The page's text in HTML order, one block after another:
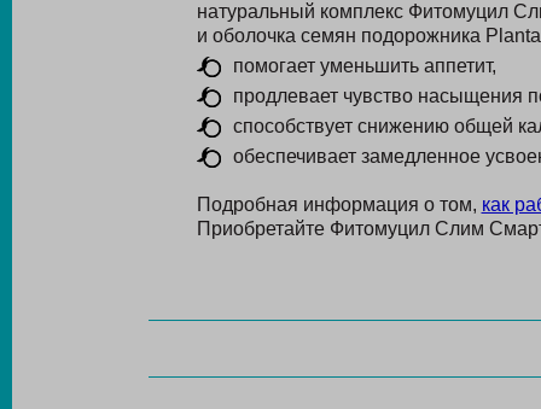
натуральный комплекс Фитомуцил
и оболочка семян подорожника
помогает уменьшить аппетит,
продлевает чувство насыщения
способствует снижению общей
обеспечивает замедленное
Подробная информация о том, как
Приобретайте Фитомуцил Слим